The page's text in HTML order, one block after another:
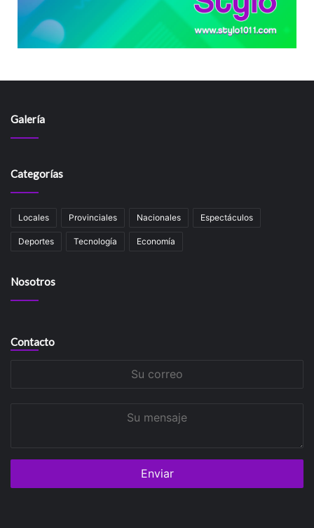
Galería
Categorías
Locales Provinciales Nacionales Espectáculos
Deportes Tecnología Economía
Nosotros
Contacto